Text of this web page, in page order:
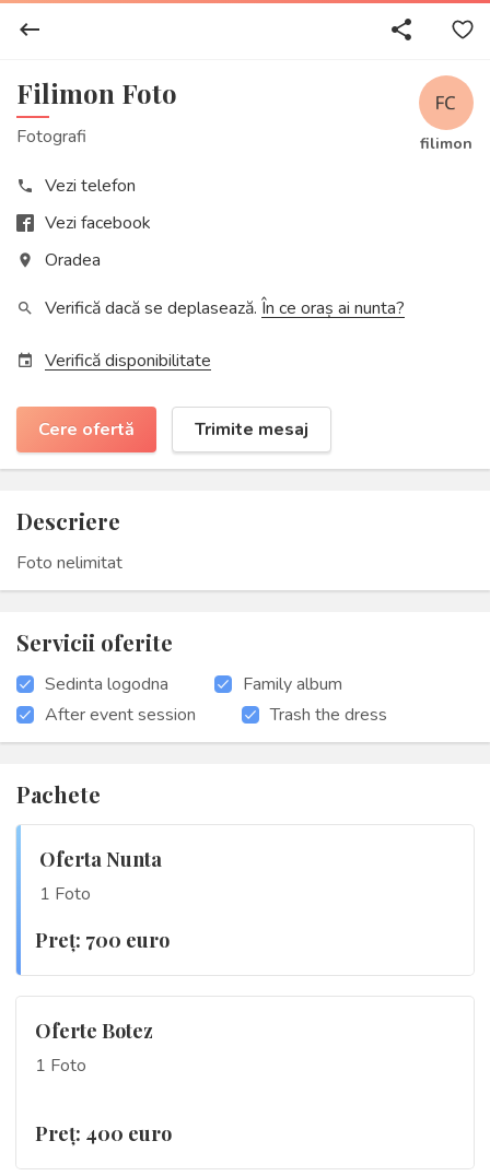
keyboard_backspace share
Filimon Foto
Fotografi filimon
phone
Vezi telefon
Vezi facebook
place Oradea
search Verifică dacă se deplasează. În ce oraș ai nunta?
event Verifică disponibilitate
Cere ofertă Trimite mesaj
Descriere
Foto nelimitat
Servicii oferite
Sedinta logodna
Family album
After event session
Trash the dress
Pachete
Oferta Nunta
1 Foto
Preţ: 700 euro
Oferte Botez
1 Foto
Preţ: 400 euro